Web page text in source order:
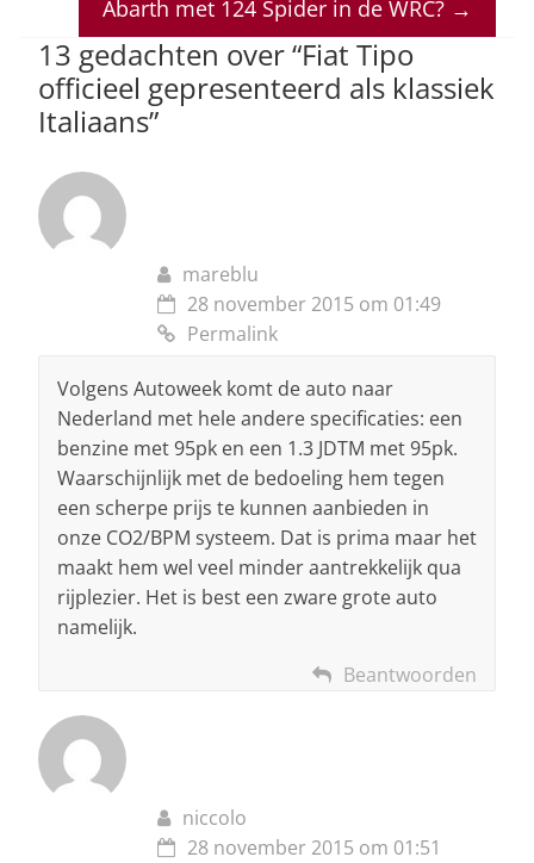
p
p
o
o
k
n s
Abarth met 124 Spider in de WRC? →
13 gedachten over “Fiat Tipo
officieel gepresenteerd als klassiek
Italiaans”
mareblu
28 november 2015 om 01:49
Permalink
Volgens Autoweek komt de auto naar
Nederland met hele andere specificaties: een
benzine met 95pk en een 1.3 JDTM met 95pk.
Waarschijnlijk met de bedoeling hem tegen
een scherpe prijs te kunnen aanbieden in
onze CO2/BPM systeem. Dat is prima maar het
maakt hem wel veel minder aantrekkelijk qua
rijplezier. Het is best een zware grote auto
namelijk.
Beantwoorden
niccolo
28 november 2015 om 01:51